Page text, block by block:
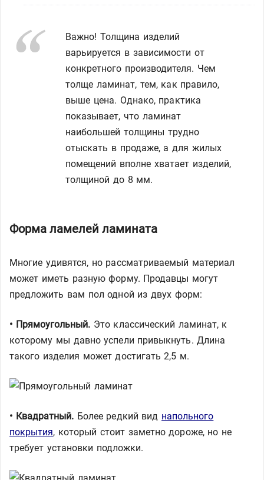
Важно! Толщина изделий
варьируется в зависимости от
конкретного производителя. Чем
толще ламинат, тем, как правило,
выше цена. Однако, практика
показывает, что ламинат
наибольшей толщины трудно
отыскать в продаже, а для жилых
помещений вполне хватает изделий,
толщиной до 8 мм.
Форма ламелей ламината
Многие удивятся, но рассматриваемый материал
может иметь разную форму. Продавцы могут
предложить вам пол одной из двух форм:
• Прямоугольный. Это классический ламинат, к
которому мы давно успели привыкнуть. Длина
такого изделия может достигать 2,5 м.
• Квадратный. Более редкий вид напольного
покрытия, который стоит заметно дороже, но не
требует установки подложки.